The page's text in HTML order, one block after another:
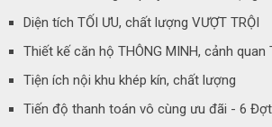
Diện tích TỐI ƯU, chất lượng VƯỢT TRỘI
Thiết kế căn hộ THÔNG MINH, cảnh quan
Tiện ích nội khu khép kín, chất lượng
Tiến độ thanh toán vô cùng ưu đãi - 6 Đợt